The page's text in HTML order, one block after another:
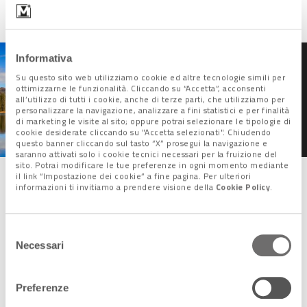
Informativa
Su questo sito web utilizziamo cookie ed altre tecnologie simili per
ottimizzarne le funzionalità. Cliccando su “Accetta”, acconsenti
all’utilizzo di tutti i cookie, anche di terze parti, che utilizziamo per
personalizzare la navigazione, analizzare a fini statistici e per finalità
di marketing le visite al sito; oppure potrai selezionare le tipologie di
cookie desiderate cliccando su "Accetta selezionati". Chiudendo
questo banner cliccando sul tasto “X” prosegui la navigazione e
saranno attivati solo i cookie tecnici necessari per la fruizione del
sito. Potrai modificare le tue preferenze in ogni momento mediante
il link “Impostazione dei cookie” a fine pagina. Per ulteriori
informazioni ti invitiamo a prendere visione della Cookie Policy.
delNecessari
Preferenze
"In viaggio verso l'Alaska":
l'avventura di due
veneziani in ricordo di
Mauro Tadini
Una sfida sportiva e culturale
loro spedizione, è stata una
sfida sportiva e insieme
ripercorrere le orme del celebre esploratore veneziano
per “conoscere l’altro e raccontarlo”, per “